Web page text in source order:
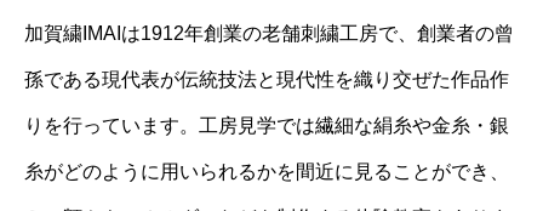
加賀繍IMAIは1912年創業の老舗刺繍工房で、創業者の曾
孫である現代表が伝統技法と現代性を織り交ぜた作品作
りを行っています。工房見学では繊細な絹糸や金糸・銀
糸がどのように用いられるかを間近に見ることができ、